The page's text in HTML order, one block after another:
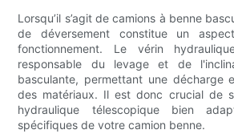
Lorsqu’il s’agit de camions à benne
de déversement constitue un
fonctionnement. Le vérin
responsable du levage et de
basculante, permettant une décharge
des matériaux. Il est donc crucial de
hydraulique télescopique bien
spécifiques de votre camion benne.